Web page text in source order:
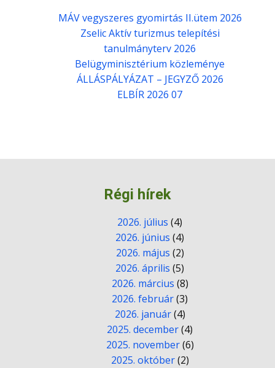
MÁV vegyszeres gyomirtás II.ütem 2026
Zselic Aktív turizmus telepítési
tanulmányterv 2026
Belügyminisztérium közleménye
ÁLLÁSPÁLYÁZAT – JEGYZŐ 2026
ELBÍR 2026 07
Régi hírek
2026. július (4)
2026. június (4)
2026. május (2)
2026. április (5)
2026. március (8)
2026. február(3)
2026. január(4)
2025. december(4)
2025. november(6)
2025. október(2)